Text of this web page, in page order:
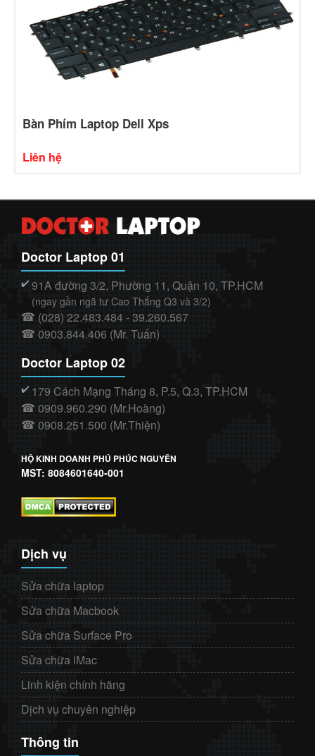
Bàn Phím Laptop Dell Xps
Liên hệ
Doctor Laptop 01
✔️ 91A đường 3/2, Phường 11, Quận 10, TP.HCM
(ngay gần ngã tư Cao Thắng Q3 và 3/2)
☎ (028) 22.483.484 - 39.260.567
☎ 0903.844.406 (Mr. Tuấn)
Doctor Laptop 02
✔️ 179 Cách Mạng Tháng 8, P.5, Q.3, TP.HCM
☎ 0909.960.290 (Mr.Hoàng)
☎ 0908.251.500 (Mr.Thiện)
HỘ KINH DOANH PHÚ PHÚC NGUYÊN
MST: 8084601640-001
Dịch vụ
Sửa chữa laptop
Sửa chữa Macbook
Sửa chữa Surface Pro
Sửa chữa iMac
Linh kiện chính hãng
Dịch vụ chuyên nghiệp
Thông tin